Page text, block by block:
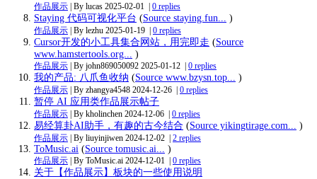
作品展示 | By lucas 2025-02-01 0 replies
Staying 代码可视化平台 (Source staying.fun... )
作品展示 | By lezhu 2025-01-19 0 replies
Cursor开发的小工具集合网站，用完即走 (Source
www.hamstertools.org...
)
作品展示 | By john869050092 2025-01-12 0 replies
我的产品: 八爪鱼收纳 (Source www.bzysn.top... )
作品展示 | By zhangya4548 2024-12-26 0 replies
暂停 AI 应用类作品展示帖子
作品展示 | By kholinchen 2024-12-06 0 replies
易经算卦AI助手，有趣的古今结合 (Source yikingtirage.com... )
作品展示 | By liuyinjiwen 2024-12-02 2 replies
ToMusic.ai (Source tomusic.ai... )
作品展示 | By ToMusic.ai 2024-12-01 0 replies
关于【作品展示】板块的一些使用说明